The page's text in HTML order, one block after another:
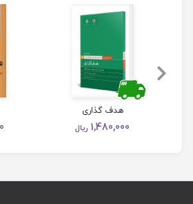
هدف گذاری
1,480,000 ریال
بعدی